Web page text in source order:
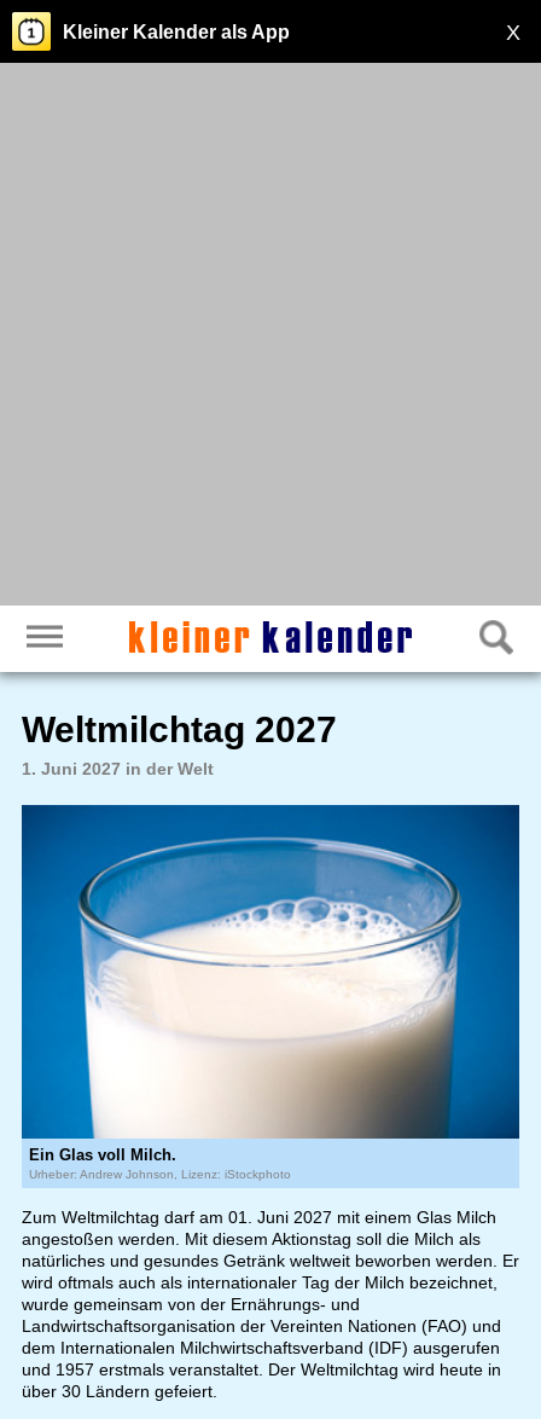
X
Kleiner Kalender als App
Weltmilchtag 2027
1. Juni 2027 in der Welt
Ein Glas voll Milch.
Urheber: Andrew Johnson, Lizenz: iStockphoto
Zum Weltmilchtag darf am 01. Juni 2027 mit einem Glas Milch
angestoßen werden. Mit diesem Aktionstag soll die Milch als
natürliches und gesundes Getränk weltweit beworben werden. Er
wird oftmals auch als internationaler Tag der Milch bezeichnet,
wurde gemeinsam von der Ernährungs- und
Landwirtschaftsorganisation der Vereinten Nationen (FAO) und
dem Internationalen Milchwirtschaftsverband (IDF) ausgerufen
und 1957 erstmals veranstaltet. Der Weltmilchtag wird heute in
über 30 Ländern gefeiert.